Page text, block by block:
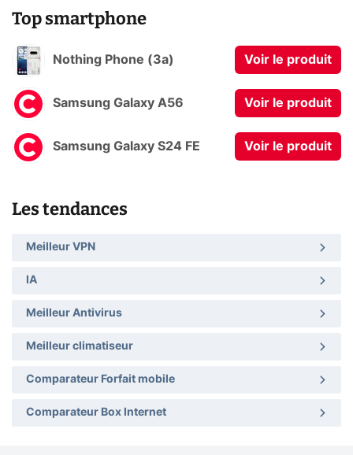
Top smartphone
Nothing Phone (3a) Voir le produit
Samsung Galaxy A56 Voir le produit
Samsung Galaxy S24 FE Voir le produit
Les tendances
Meilleur VPN
IA
Meilleur Antivirus
Meilleur climatiseur
Comparateur Forfait mobile
Comparateur Box Internet